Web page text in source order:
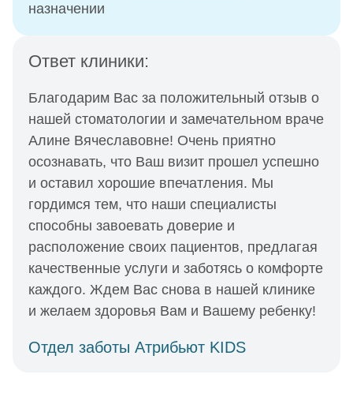
назначении
Ответ клиники:
Благодарим Вас за положительный отзыв о
нашей стоматологии и замечательном враче
Алине Вячеславовне! Очень приятно
осознавать, что Ваш визит прошел успешно
и оставил хорошие впечатления. Мы
гордимся тем, что наши специалисты
способны завоевать доверие и
расположение своих пациентов, предлагая
качественные услуги и заботясь о комфорте
каждого. Ждем Вас снова в нашей клинике
и желаем здоровья Вам и Вашему ребенку!
Отдел заботы Атрибьют KIDS